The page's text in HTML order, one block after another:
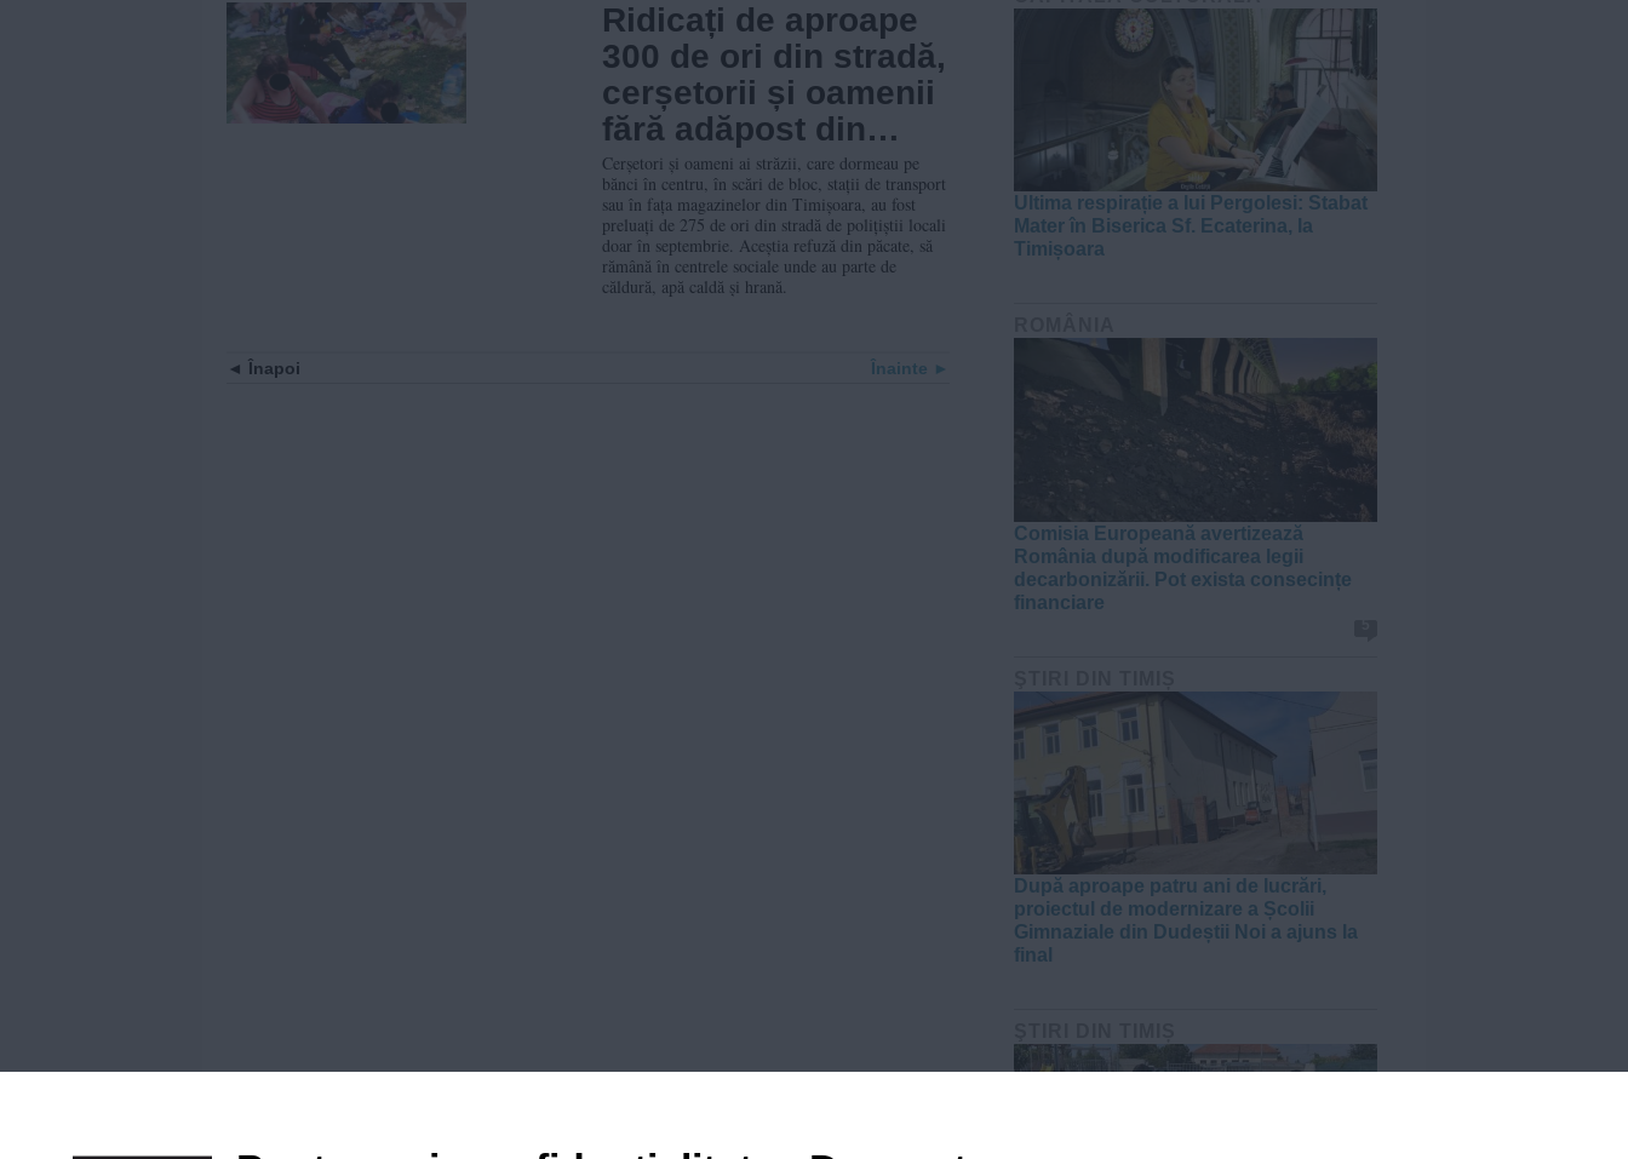
Ridicați de aproape
300 de ori din stradă,
cerșetorii și oamenii
fără adăpost din
Timișoara se întorc
să doarmă pe bănci
Cerșetori și oameni ai străzii, care dormeau pe
bănci în centru, în scări de bloc, stații de transport
sau în fața magazinelor din Timișoara, au fost
preluați de 275 de ori din stradă de polițiștii locali
doar în septembrie. Aceștia refuză din păcate, să
rămână în centrele sociale unde au parte de
căldură, apă caldă și hrană.
Înapoi Înainte
Ultima respirație a lui Pergolesi: Stabat
Mater în Biserica Sf. Ecaterina, la
Timișoara
Comisia Europeană avertizează
România după modificarea legii
decarbonizării. Pot exista consecințe
financiare
După aproape patru ani de lucrări,
proiectul de modernizare a Școlii
Gimnaziale din Dudeștii Noi a ajuns la
final